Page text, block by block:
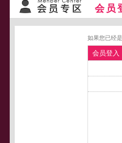
会员
如果您已经
会员登入